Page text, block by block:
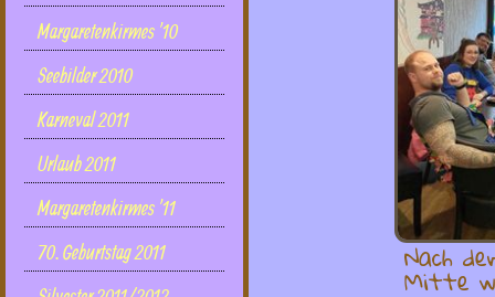
Margaretenkirmes '10
Seebilder 2010
Karneval 2011
Urlaub 2011
Margaretenkirmes '11
70. Geburtstag 2011
Nach
Mitte